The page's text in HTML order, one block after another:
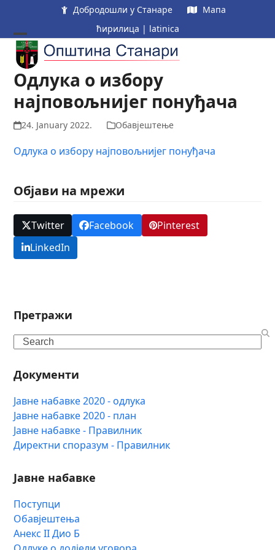
content
Добродошли у Станаре
Мапа
ћирилица | latinica
Open
mobile
menu
Close
mobile
menu
Одлука о избору
најповољнијег понуђача
24. January 2022. Обавјештење
Одлука о избору најповољнијег понуђача
Објави на мрежи
Twitter Facebook
Pinterest
LinkedIn
Претражи
Search
Документи
Јавне набавке 2020 - одлука
Јавне набавке 2020 - план
Јавне набавке - Правилник
Директни споразум - Правилник
Јавне набавке
Поступци
Обавјештења
Анекс II Дио Б